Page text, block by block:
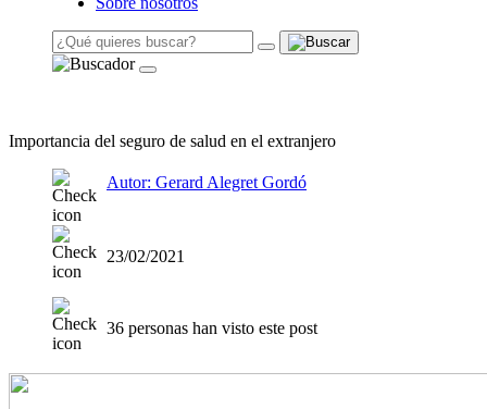
Importancia del seguro de salud en el extranjero
Autor: Gerard Alegret Gordó
23/02/2021
36 personas han visto este post